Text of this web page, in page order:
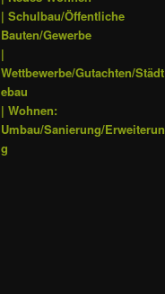
| Schulbau/Öffentliche
Bauten/Gewerbe
|
Wettbewerbe/Gutachten/Städt
ebau
| Wohnen:
Umbau/Sanierung/Erweiterun
g